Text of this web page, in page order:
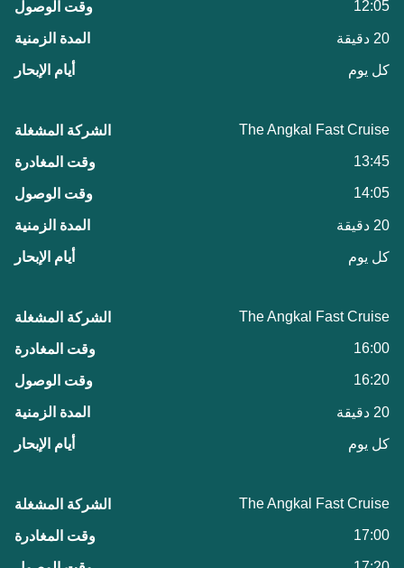
12:05
20 دقيقة
كل يوم
The Angkal Fast Cruise
13:45
14:05
20 دقيقة
كل يوم
The Angkal Fast Cruise
16:00
16:20
20 دقيقة
كل يوم
The Angkal Fast Cruise
17:00